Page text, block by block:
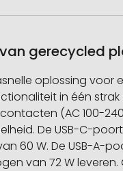
gerecycled
oplossing
in één
(AC 100-
De USB-C-
60 W. De USB-A-
van 72 W